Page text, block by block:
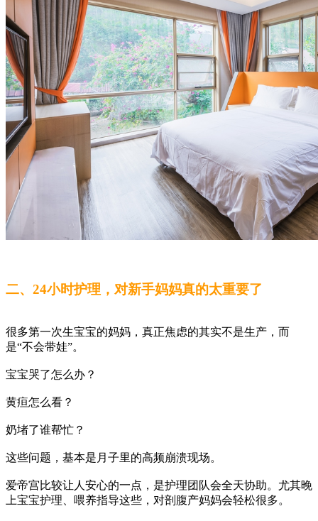
二、24小时护理，对新手妈妈真的太重要了
很多第一次生宝宝的妈妈，真正焦虑的其实不是生产，而
是“不会带娃”。
宝宝哭了怎么办？
黄疸怎么看？
奶堵了谁帮忙？
这些问题，基本是月子里的高频崩溃现场。
爱帝宫比较让人安心的一点，是护理团队会全天协助。尤其晚
上宝宝护理、喂养指导这些，对剖腹产妈妈会轻松很多。